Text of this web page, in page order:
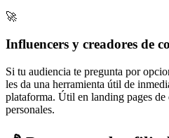
🚀
Influencers y creadores de
Si tu audiencia te pregunta por
les da una herramienta útil de
plataforma. Útil en landing pages
personales.